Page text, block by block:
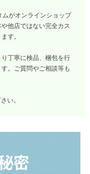
ムがオンラインショップ
他店ではない完全カス
す。
丁寧に検品、梱包を行
。ご質問やご相談等も
い。
密